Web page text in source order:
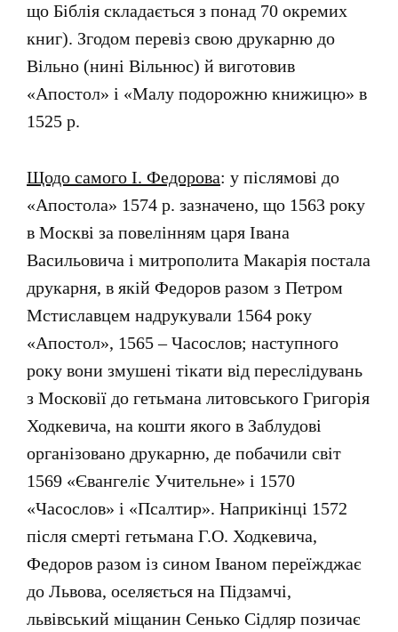
що Біблія складається з понад 70 окремих
книг). Згодом перевіз свою друкарню до
Вільно (нині Вільнюс) й виготовив
«Апостол» і «Малу подорожню книжицю» в
1525 р.
Щодо самого І. Федорова: у післямові до
«Апостола» 1574 р. зазначено, що 1563 року
в Москві за повелінням царя Івана
Васильовича і митрополита Макарія постала
друкарня, в якій Федоров разом з Петром
Мстиславцем надрукували 1564 року
«Апостол», 1565 – Часослов; наступного
року вони змушені тікати від переслідувань
з Московії до гетьмана литовського Григорія
Ходкевича, на кошти якого в Заблудові
організовано друкарню, де побачили світ
1569 «Євангеліє Учительне» і 1570
«Часослов» і «Псалтир». Наприкінці 1572
після смерті гетьмана Г.О. Ходкевича,
Федоров разом із сином Іваном переїжджає
до Львова, оселяється на Підзамчі,
львівський міщанин Сенько Сідляр позичає